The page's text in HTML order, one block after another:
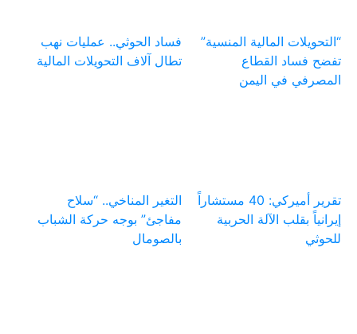
“التحويلات المالية المنسية”
تفضح فساد القطاع
المصرفي في اليمن
فساد الحوثي.. عمليات نهب
تطال آلاف التحويلات المالية
تقرير أميركي: 40 مستشاراً
إيرانياً بقلب الآلة الحربية
للحوثي
التغير المناخي.. “سلاح
مفاجئ” بوجه حركة الشباب
بالصومال